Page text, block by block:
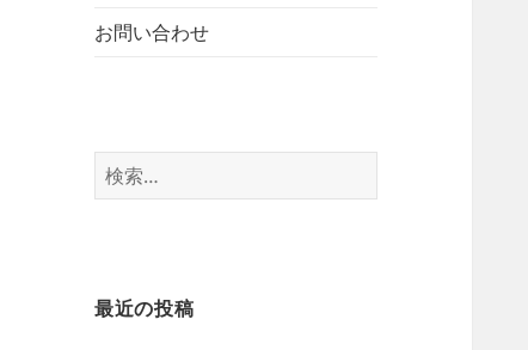
お問い合わせ
検
索:
最近の投稿